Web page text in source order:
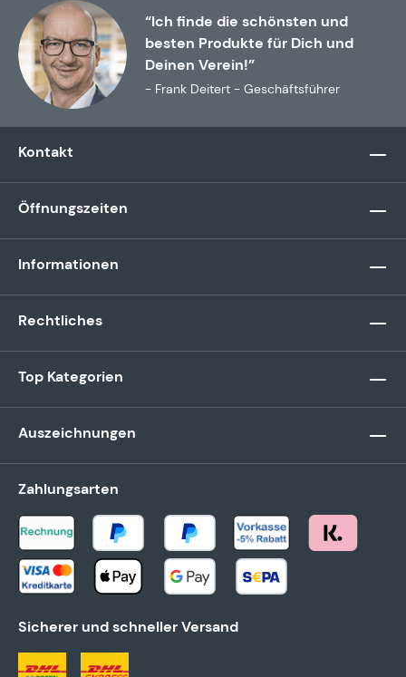
“Ich finde die schönsten und
besten Produkte für Dich und
Deinen Verein!”
- Frank Deitert - Geschäftsführer
Kontakt
Öffnungszeiten
Informationen
Rechtliches
Top Kategorien
Auszeichnungen
Zahlungsarten
Sicherer und schneller Versand